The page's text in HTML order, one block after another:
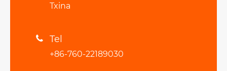
Txina
 Tel
+86-760-22189030